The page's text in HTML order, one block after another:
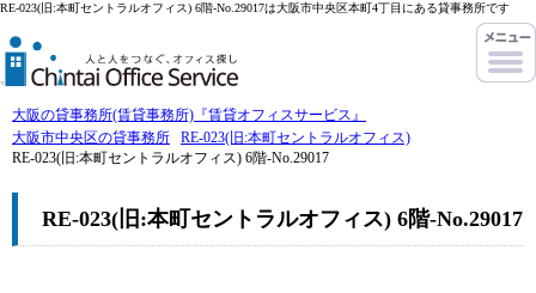
RE-023(旧:本町セントラルオフィス) 6階-No.29017は大阪市中央区本町4丁目にある貸事務所です
大阪の貸事務所(賃貸事務所)『賃貸オフィスサービス』
大阪市中央区の貸事務所
RE-023(旧:本町セントラルオフィス)
RE-023(旧:本町セントラルオフィス) 6階-No.29017
RE-023(旧:本町セントラルオフィス) 6階-No.29017